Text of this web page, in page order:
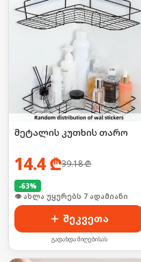
მეტალის კუთხის თარო
14.4₾39.18₾
-63%
🛒 ბოლო 24სთ-ში იყიდა 13-მა
შეკვეთა
გადახდა მიღებისას